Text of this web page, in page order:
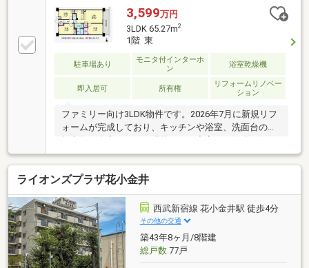
3,599万円
3LDK 65.27m2
1階 東
駐車場あり
モニタ付インターホ
ン
浴室乾燥機
即入居可 所有権
リフォームリノベー
ション
ファミリー向け3LDK物件です。2026年7月に新規リフ
ォームが完成しており、キッチンや浴室、洗面台の新
れています。◆充実の設備: 専有面積65.27㎡。宅配ボ
ックスやペット飼育可（規約あり）の嬉しい条件付き
です。◆安心の保証: 2年間のアフターサービス保証付
きで、管理状態も良好な快適な住環境です。
ライオンズプラザ花小金井
西武新宿線 花小金井駅 徒歩4分
その他の交通
築43年8ヶ月/8階建
総戸数77戸